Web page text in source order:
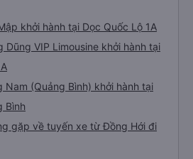
khởi hành tại Dọc Quốc Lộ 1A
Dũng VIP Limousine khởi hành tại
Nam (Quảng Bình) khởi hành tại
Bình
gặp về tuyến xe từ Đồng Hới đi